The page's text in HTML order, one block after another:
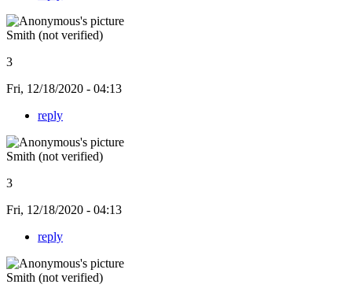
Smith (not verified)
3
Fri, 12/18/2020 - 04:13
reply
Smith (not verified)
3
Fri, 12/18/2020 - 04:13
reply
Smith (not verified)